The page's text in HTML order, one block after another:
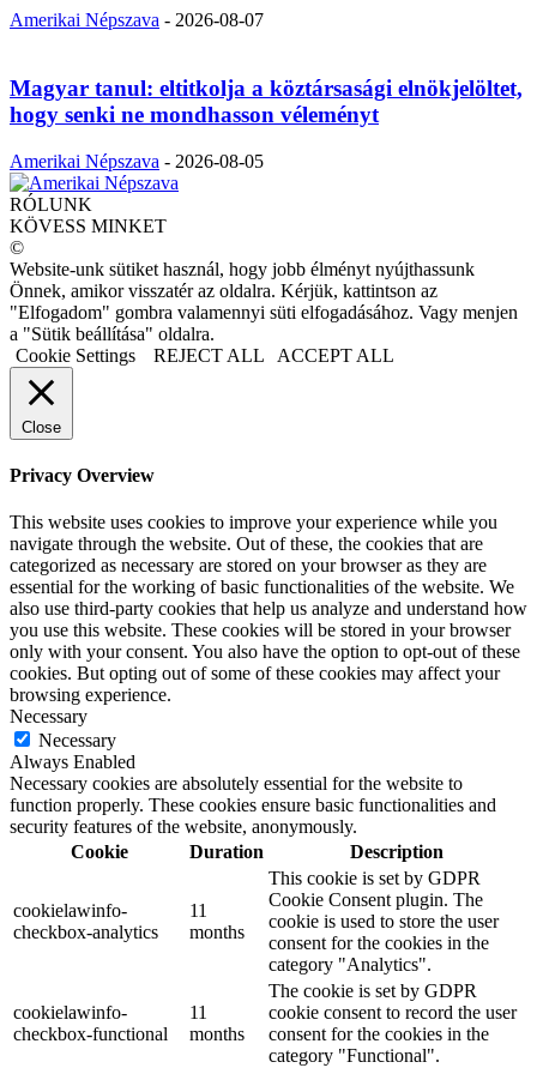
Amerikai Népszava - 2026-08-07
Magyar tanul: eltitkolja a köztársasági elnökjelöltet,
hogy senki ne mondhasson véleményt
Amerikai Népszava - 2026-08-05
RÓLUNK
KÖVESS MINKET
©
Website-unk sütiket használ, hogy jobb élményt nyújthassunk
Önnek, amikor visszatér az oldalra. Kérjük, kattintson az
"Elfogadom" gombra valamennyi süti elfogadásához. Vagy menjen
a "Sütik beállítása" oldalra.
Cookie Settings
REJECT ALL ACCEPT ALL
Close
Privacy Overview
This website uses cookies to improve your experience while you
navigate through the website. Out of these, the cookies that are
categorized as necessary are stored on your browser as they are
essential for the working of basic functionalities of the website. We
also use third-party cookies that help us analyze and understand how
you use this website. These cookies will be stored in your browser
only with your consent. You also have the option to opt-out of these
cookies. But opting out of some of these cookies may affect your
browsing experience.
Necessary
Necessary
Always Enabled
Necessary cookies are absolutely essential for the website to
function properly. These cookies ensure basic functionalities and
security features of the website, anonymously.
Cookie
Duration Description
cookielawinfo-
checkbox-analytics
11
months
This cookie is set by GDPR
Cookie Consent plugin. The
cookie is used to store the user
consent for the cookies in the
category "Analytics".
cookielawinfo-
checkbox-functional
11
months
The cookie is set by GDPR
cookie consent to record the user
consent for the cookies in the
category "Functional".